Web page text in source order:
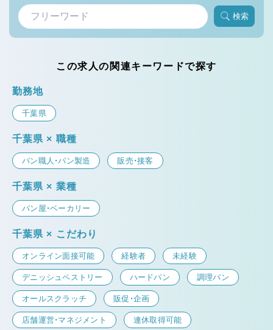
検索
この求人の関連キーワードで探す
勤務地
千葉県
千葉県 × 職種
パン職人・パン製造 販売・接客
千葉県 × 業種
パン屋・ベーカリー
千葉県 × こだわり
オンライン面接可能 経験者 未経験
デニッシュペストリー ハードパン 調理パン
オールスクラッチ 販促・企画
店舗運営・マネジメント 連休取得可能